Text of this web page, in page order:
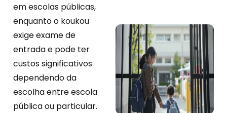
em escolas públicas,
enquanto o koukou
exige exame de
entrada e pode ter
custos significativos
dependendo da
escolha entre escola
pública ou particular.